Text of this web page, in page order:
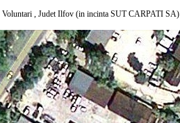
Voluntari , Judet Ilfov (in incinta SUT CARPATI SA)